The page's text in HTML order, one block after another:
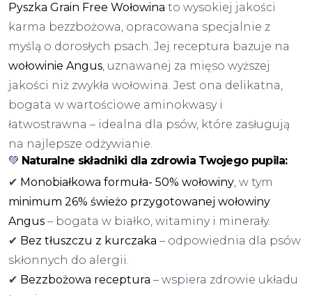
Pyszka Grain Free Wołowina to wysokiej jakości
karma bezzbożowa, opracowana specjalnie z
myślą o dorosłych psach. Jej receptura bazuje na
wołowinie Angus, uznawanej za mięso wyższej
jakości niż zwykła wołowina. Jest ona delikatna,
bogata w wartościowe aminokwasy i
łatwostrawna – idealna dla psów, które zasługują
na najlepsze odżywianie.
💚 Naturalne składniki dla zdrowia Twojego pupila:
✔ Monobiałkowa formuła- 50% wołowiny , w tym
minimum 26% świeżo przygotowanej wołowiny
Angus – bogata w białko, witaminy i minerały.
✔ Bez tłuszczu z kurczaka – odpowiednia dla psów
skłonnych do alergii.
✔ Bezzbożowa receptura – wspiera zdrowie układu